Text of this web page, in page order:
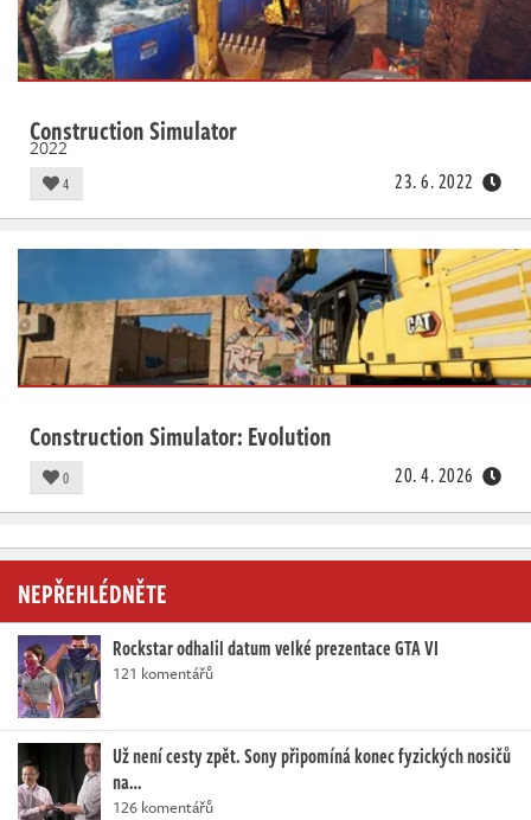
Construction Simulator
2022
4 23. 6. 2022
Construction Simulator: Evolution
0 20. 4. 2026
NEPŘEHLÉDNĚTE
Rockstar odhalil datum velké prezentace GTA VI
121 komentářů
Už není cesty zpět. Sony připomíná konec fyzických nosičů
na…
126 komentářů